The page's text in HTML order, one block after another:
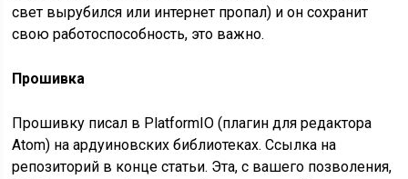
свет вырубился или интернет пропал) и он сохранит
свою работоспособность, это важно.
Прошивка
Прошивку писал в PlatformIO (плагин для редактора
Atom) на ардуиновских библиотеках. Ссылка на
репозиторий в конце статьи. Эта, с вашего позволения,